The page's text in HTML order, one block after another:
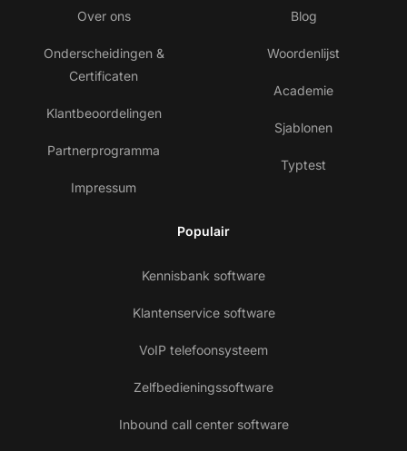
Over ons
Onderscheidingen &
Certificaten
Klantbeoordelingen
Partnerprogramma
Impressum
Blog
Woordenlijst
Academie
Sjablonen
Typtest
Populair
Kennisbank software
Klantenservice software
VoIP telefoonsysteem
Zelfbedieningssoftware
Inbound call center software